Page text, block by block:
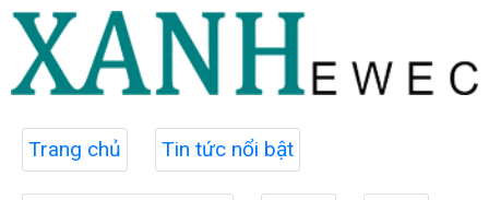
Trang chủ Tin tức nổi bật